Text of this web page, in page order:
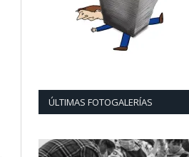
ÚLTIMAS FOTOGALERÍAS